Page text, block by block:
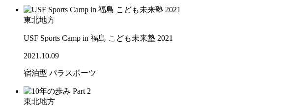
東北地方
USF Sports Camp in 福島 こども未来塾 2021
2021.10.09
宿泊型 パラスポーツ
東北地方